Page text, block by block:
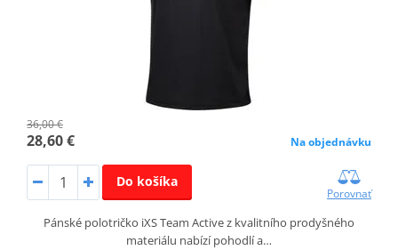
36,00 €
28,60 € Na objednávku
Do košíka
Porovnať
Pánské polotričko iXS Team Active z kvalitního prodyšného
materiálu nabízí pohodlí a…